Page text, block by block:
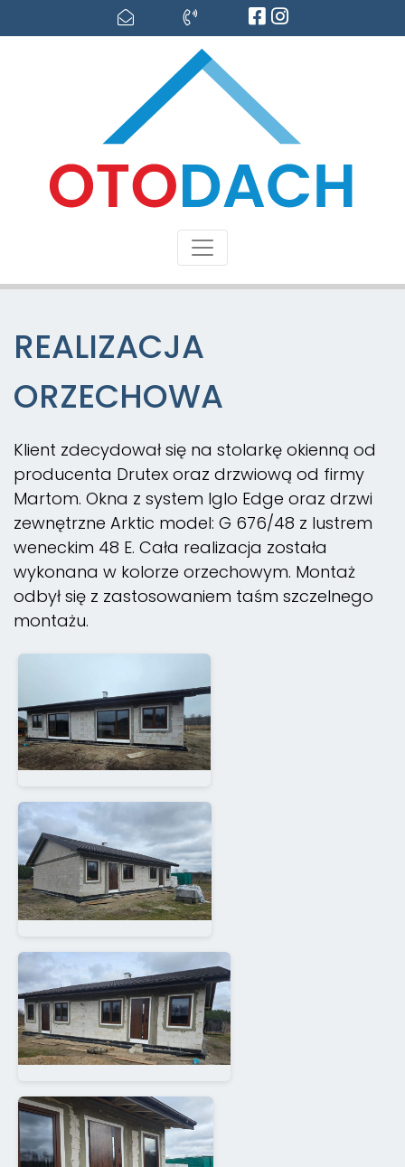
REALIZACJA
ORZECHOWA
Klient zdecydował się na stolarkę okienną od
producenta Drutex oraz drzwiową od firmy
Martom. Okna z system Iglo Edge oraz drzwi
zewnętrzne Arktic model: G 676/48 z lustrem
weneckim 48 E. Cała realizacja została
wykonana w kolorze orzechowym. Montaż
odbył się z zastosowaniem taśm szczelnego
montażu.